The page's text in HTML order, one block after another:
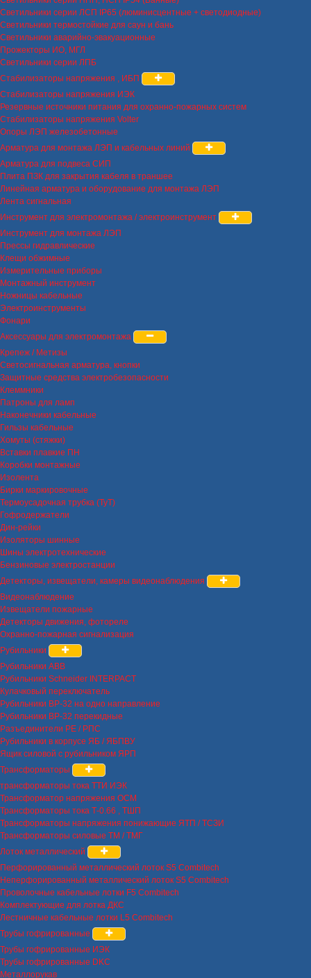
Светильники серии ЛСП IP65 (люминисцентные + светодиодные)
Светильники термостойкие для саун и бань
Светильники аварийно-эвакуационные
Прожекторы ИО, МГЛ
Светильники серии ЛПБ
Стабилизаторы напряжения , ИБП
Стабилизаторы напряжения ИЭК
Резервные источники питания для охранно-пожарных систем
Стабилизаторы напряжения Volter
Опоры ЛЭП железобетонные
Арматура для монтажа ЛЭП и кабельных линий
Арматура для подвеса СИП
Плита ПЗК для закрытия кабеля в траншее
Линейная арматура и оборудование для монтажа ЛЭП
Лента сигнальная
Инструмент для электромонтажа / электроинструмент
Инструмент для монтажа ЛЭП
Прессы гидравлические
Клещи обжимные
Измерительные приборы
Монтажный инструмент
Ножницы кабельные
Электроинструменты
Фонари
Аксессуары для электромонтажа
Крепеж / Метизы
Светосигнальная арматура, кнопки
Защитные средства электробезопасности
Клеммники
Патроны для ламп
Наконечники кабельные
Гильзы кабельные
Хомуты (стяжки)
Вставки плавкие ПН
Коробки монтажные
Изолента
Бирки маркировочные
Термоусадочная трубка (ТуТ)
Гофродержатели
Дин-рейки
Изоляторы шинные
Шины электротехнические
Бензиновые электростанции
Детекторы, извещатели, камеры видеонаблюдения
Видеонаблюдение
Извещатели пожарные
Детекторы движения, фотореле
Охранно-пожарная сигнализация
Рубильники
Рубильники ABB
Рубильники Schneider INTERPACT
Кулачковый переключатель
Рубильники ВР-32 на одно направление
Рубильники ВР-32 перекидные
Разъединители РЕ / РПС
Рубильники в корпусе ЯБ / ЯБПВУ
Ящик силовой с рубильником ЯРП
Трансформаторы
трансформаторы тока ТТИ ИЭК
Трансформатор напряжения ОСМ
Трансформаторы тока Т-0.66 , ТШП
Трансформаторы напряжения понижающие ЯТП / ТСЗИ
Трансформаторы силовые ТМ / ТМГ
Лоток металлический
Перфорированный металлический лоток S5 Combitech
Неперфорированный металлический лоток S5 Combitech
Проволочные кабельные лотки F5 Combitech
Комплектующие для лотка ДКС
Лестничные кабельные лотки L5 Combitech
Трубы гофрированные
Трубы гофрированные ИЭК
Трубы гофрированные DKC
Металлорукав